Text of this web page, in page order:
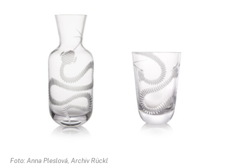
Foto: Anna Pleslová, Archiv Rückl